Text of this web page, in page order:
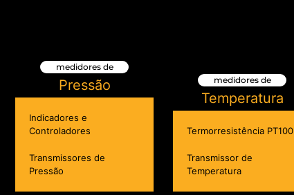
medidores de
Pressão
Indicadores e
Controladores
Transmissores de
Pressão
medidores de
Temperatura
Termorresistência PT100
Transmissor de
Temperatura